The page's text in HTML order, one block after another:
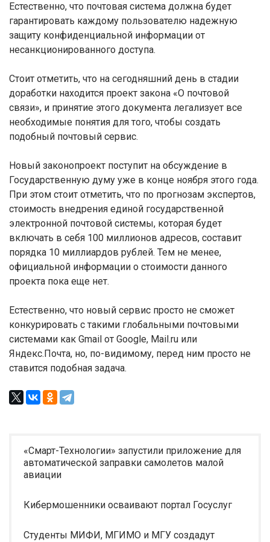
Естественно, что почтовая система должна будет
гарантировать каждому пользователю надежную
защиту конфиденциальной информации от
несанкционированного доступа.
Стоит отметить, что на сегодняшний день в стадии
доработки находится проект закона «О почтовой
связи», и принятие этого документа легализует все
необходимые понятия для того, чтобы создать
подобный почтовый сервис.
Новый законопроект поступит на обсуждение в
Государственную думу уже в конце ноября этого года.
При этом стоит отметить, что по прогнозам экспертов,
стоимость внедрения единой государственной
электронной почтовой системы, которая будет
включать в себя 100 миллионов адресов, составит
порядка 10 миллиардов рублей. Тем не менее,
официальной информации о стоимости данного
проекта пока еще нет.
Естественно, что новый сервис просто не сможет
конкурировать с такими глобальными почтовыми
системами как Gmail от Google, Mail.ru или
Яндекс.Почта, но, по-видимому, перед ним просто не
ставится подобная задача.
«Смарт-Технологии» запустили приложение для
автоматической заправки самолетов малой
авиации
Кибермошенники осваивают портал Госуслуг
Студенты МИФИ, МГИМО и МГУ создадут